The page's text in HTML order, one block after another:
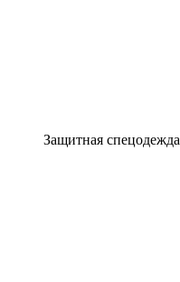
Защитная спецодежда